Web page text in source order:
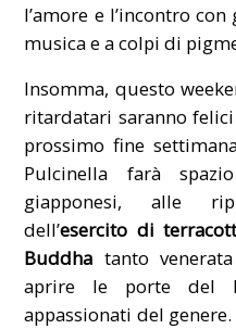
l’amore e l’incontro
musica e a colpi di
Insomma, questo
ritardatari saranno
prossimo fine
Pulcinella farà
giapponesi, alle
dell’esercito di
Buddha tanto
aprire le porte del
appassionati del